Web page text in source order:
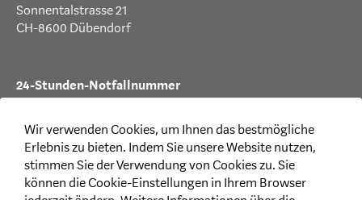
Sonnentalstrasse 21
CH-8600 Dübendorf
24-Stunden-Notfallnummer
T +41 44 387 88 99
Rechtliches
Wir verwenden Cookies, um Ihnen das bestmögliche
Erlebnis zu bieten. Indem Sie unsere Website nutzen,
stimmen Sie der Verwendung von Cookies zu. Sie
können die Cookie-Einstellungen in Ihrem Browser